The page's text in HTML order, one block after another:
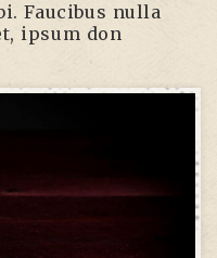
Faucibus nulla
ipsum don